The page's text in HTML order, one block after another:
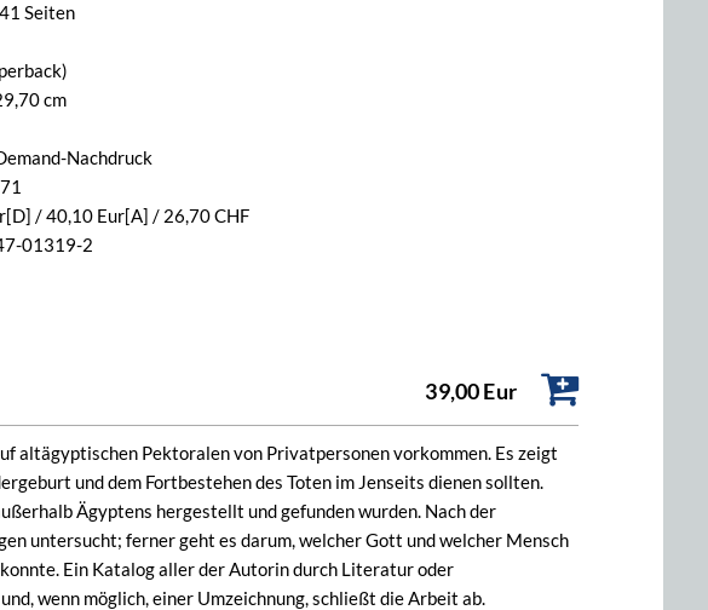
Seiten
cm
Nachdruck
/ 40,10 Eur[A] / 26,70 CHF
01319-2
39,00 Eur
altägyptischen Pektoralen von Privatpersonen vorkommen. Es zeigt
und dem Fortbestehen des Toten im Jenseits dienen sollten.
Ägyptens hergestellt und gefunden wurden. Nach der
untersucht; ferner geht es darum, welcher Gott und welcher Mensch
Ein Katalog aller der Autorin durch Literatur oder
wenn möglich, einer Umzeichnung, schließt die Arbeit ab.